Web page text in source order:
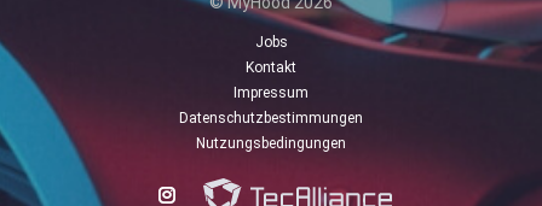
Jobs
Kontakt
Impressum
Datenschutzbestimmungen
Nutzungsbedingungen